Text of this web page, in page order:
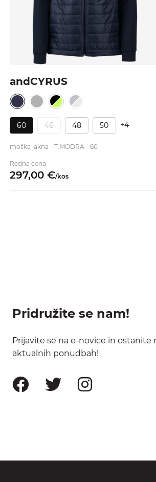
andCYRUS
60 46 48 50 +4
moška jakna - T.MODRA - 60
Redna cena
297,00 €/kos
Pridružite se nam!
Prijavite se na e-novice in
aktualnih ponudbah!